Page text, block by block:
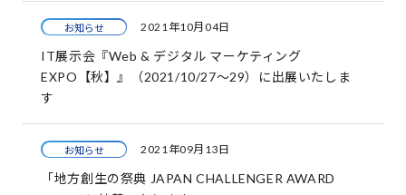
お知らせ 2021年10月04日
IT展示会『Web & デジタル マーケティング
EXPO【秋】』（2021/10/27～29）に出展いたしま
す
お知らせ 2021年09月13日
「地方創生の祭典 JAPAN CHALLENGER AWARD